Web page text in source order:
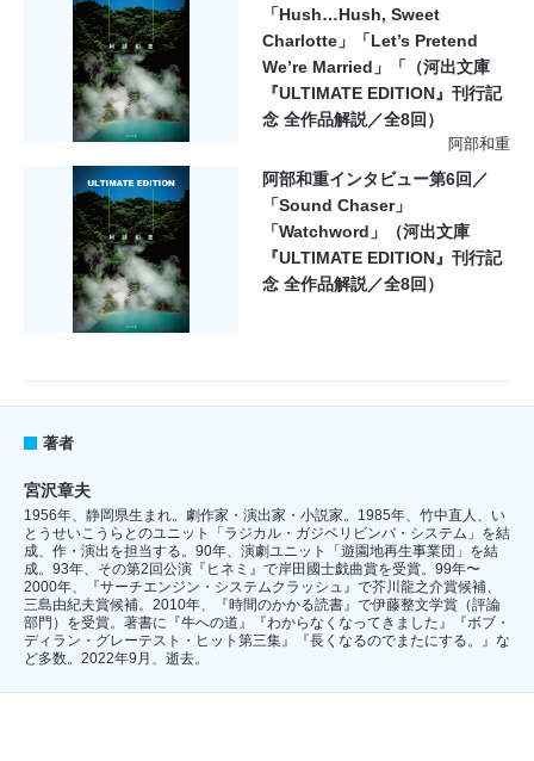
「Hush…Hush, Sweet
Charlotte」「Let’s Pretend
We’re Married」「（河出文庫
『ULTIMATE EDITION』刊行記
念 全作品解説／全8回）
阿部和重
阿部和重インタビュー第6回／
「Sound Chaser」
「Watchword」（河出文庫
『ULTIMATE EDITION』刊行記
念 全作品解説／全8回）
著者
宮沢章夫
1956年、静岡県生まれ。劇作家・演出家・小説家。1985年、竹中直人、い
とうせいこうらとのユニット「ラジカル・ガジベリビンバ・システム」を結
成、作・演出を担当する。90年、演劇ユニット「遊園地再生事業団」を結
成。93年、その第2回公演『ヒネミ』で岸田國士戯曲賞を受賞。99年〜
2000年、『サーチエンジン・システムクラッシュ』で芥川龍之介賞候補、
三島由紀夫賞候補。2010年、『時間のかかる読書』で伊藤整文学賞（評論
部門）を受賞。著書に『牛への道』『わからなくなってきました』『ボブ・
ディラン・グレーテスト・ヒット第三集』『長くなるのでまたにする。』な
ど多数。2022年9月、逝去。